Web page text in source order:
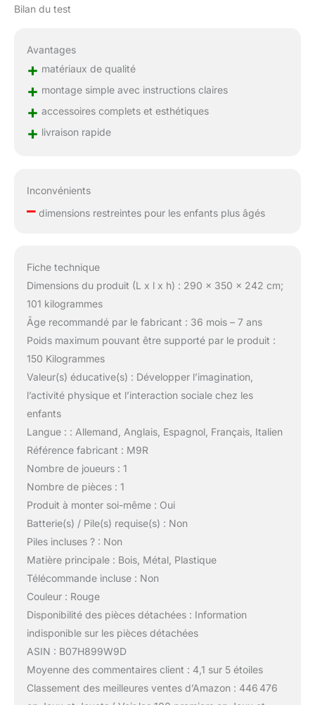
Bilan du test
Avantages
+ matériaux de qualité
+ montage simple avec instructions claires
+ accessoires complets et esthétiques
+ livraison rapide
Inconvénients
–dimensions restreintes pour les enfants plus âgés
Fiche technique
Dimensions du produit (L x l x h) : 290 x 350 x 242 cm;
101 kilogrammes
Âge recommandé par le fabricant : 36 mois – 7 ans
Poids maximum pouvant être supporté par le produit :
150 Kilogrammes
Valeur(s) éducative(s) : Développer l’imagination,
l’activité physique et l’interaction sociale chez les
enfants
Langue : : Allemand, Anglais, Espagnol, Français, Italien
Référence fabricant : M9R
Nombre de joueurs : 1
Nombre de pièces : 1
Produit à monter soi-même : Oui
Batterie(s) / Pile(s) requise(s) : Non
Piles incluses ? : Non
Matière principale : Bois, Métal, Plastique
Télécommande incluse : Non
Couleur : Rouge
Disponibilité des pièces détachées : Information
indisponible sur les pièces détachées
ASIN : B07H899W9D
Moyenne des commentaires client : 4,1 sur 5 étoiles
Classement des meilleures ventes d’Amazon : 446 476